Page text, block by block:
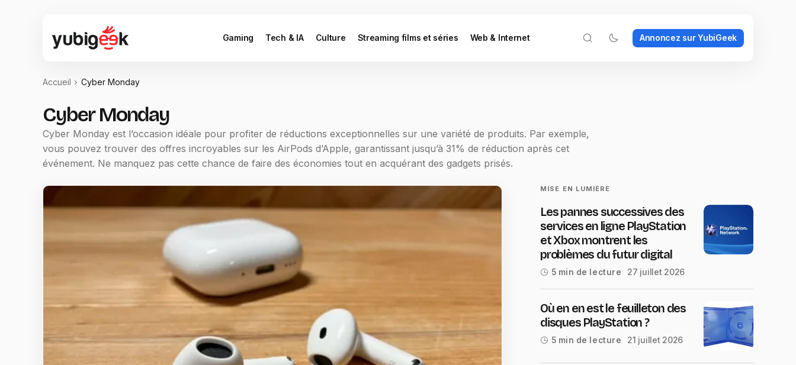
Gaming Tech & IA Culture Streaming films et séries Web & Internet Annoncez sur YubiGeek
Accueil Cyber Monday
Cyber Monday
Cyber Monday est l’occasion idéale pour profiter de réductions exceptionnelles sur une variété de produits. Par exemple,
vous pouvez trouver des offres incroyables sur les AirPods d’Apple, garantissant jusqu’à 31% de réduction après cet
événement. Ne manquez pas cette chance de faire des économies tout en acquérant des gadgets prisés.
MISE EN LUMIÈRE
Les pannes successives des
services en ligne PlayStation
et Xbox montrent les
problèmes du futur digital
5 min de lecture 27 juillet 2026
Où en en est le feuilleton des
disques PlayStation ?
5 min de lecture 21 juillet 2026